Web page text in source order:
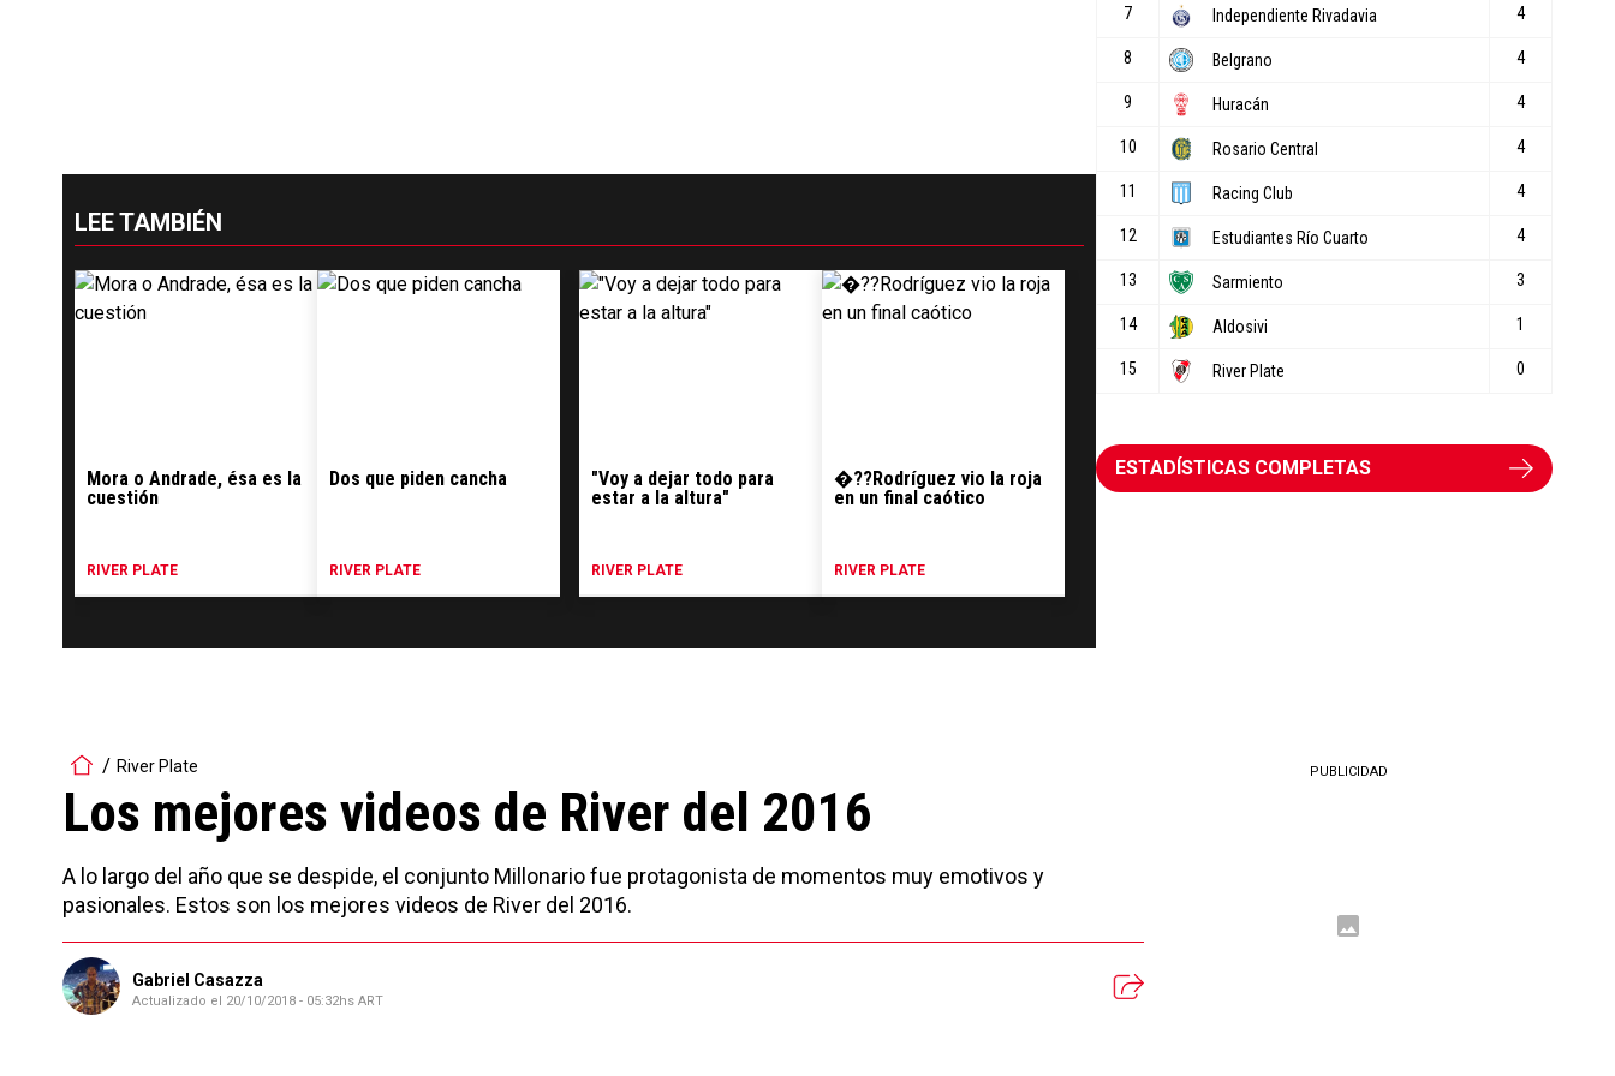
LEE TAMBIÉN
Mora o Andrade, ésa es la
cuestión
RIVER PLATE
Dos que piden cancha
RIVER PLATE
"Voy a dejar todo para
estar a la altura"
RIVER PLATE
�??Rodríguez vio la roja
en un final caótico
RIVER PLATE
ESTADÍSTICAS COMPLETAS
River Plate
Los mejores videos de River del 2016
A lo largo del año que se despide, el conjunto Millonario fue protagonista de momentos muy emotivos y
pasionales. Estos son los mejores videos de River del 2016.
Gabriel Casazza
Actualizado el 20/10/2018 - 05:32hs ART
PUBLICIDAD